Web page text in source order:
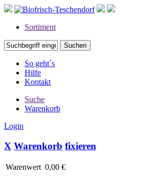
Sortiment
So geht´s
Hilfe
Kontakt
Suche
Warenkorb
Login
X Warenkorb fixieren
Warenwert 0,00 €